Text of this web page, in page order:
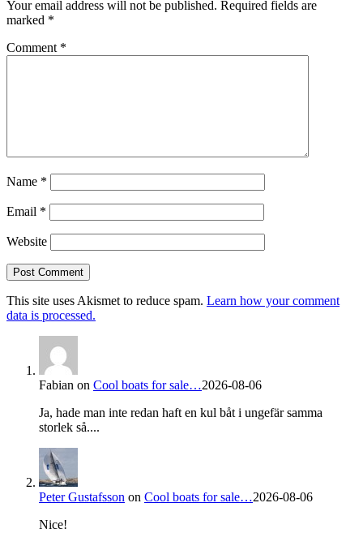
Your email address will not be published. Required fields are
marked *
Comment *
Name *
Email *
Website
This site uses Akismet to reduce spam. Learn how your comment
data is processed.
Fabian on Cool boats for sale…2026-08-06
Ja, hade man inte redan haft en kul båt i ungefär samma
storlek så....
Peter Gustafsson on Cool boats for sale…2026-08-06
Nice!